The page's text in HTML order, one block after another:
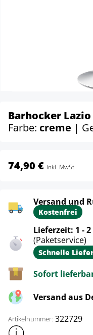
Barhocker
Farbe: creme |
74,90 € inkl. MwSt.
Versand und
Kostenfrei
Lieferzeit: 1 -
(Paketservice)
Schnelle
Sofort
Versand aus
Artikelnummer: 322729
Weitere